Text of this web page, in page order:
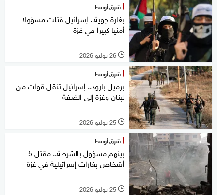
شرق أوسط
بغارة جوية.. إسرائيل قتلت مسؤولا
أمنيا كبيرا في غزة
l 26 يوليو 2026
شرق أوسط
برميل بارود.. إسرائيل تنقل قوات من
لبنان وغزة إلى الضفة
l 25 يوليو 2026
شرق أوسط
بينهم مسؤول بالشرطة.. مقتل 5
أشخاص بغارات إسرائيلية في غزة
l 25 يوليو 2026